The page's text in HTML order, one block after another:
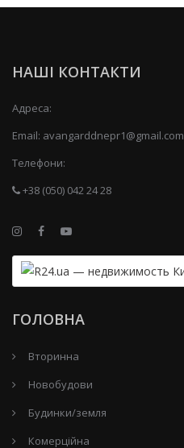
НАШІ КОНТАКТИ
Адреса:
Email: avangarddnepr1@gmail.com
Телефони:
+38 (050) 042 24 28
ГОЛОВНА
Вторинна
Новобудови
Будинки/земля
Комерційна